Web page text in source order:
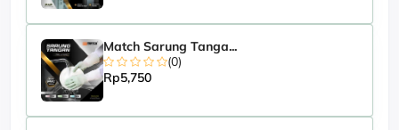
Match Sarung Tanga...
(0)
Rp5,750